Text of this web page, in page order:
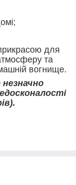
для
та
вогнище.